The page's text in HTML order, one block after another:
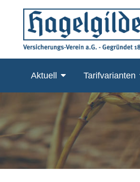
content
Aktuell Tarifvarianten